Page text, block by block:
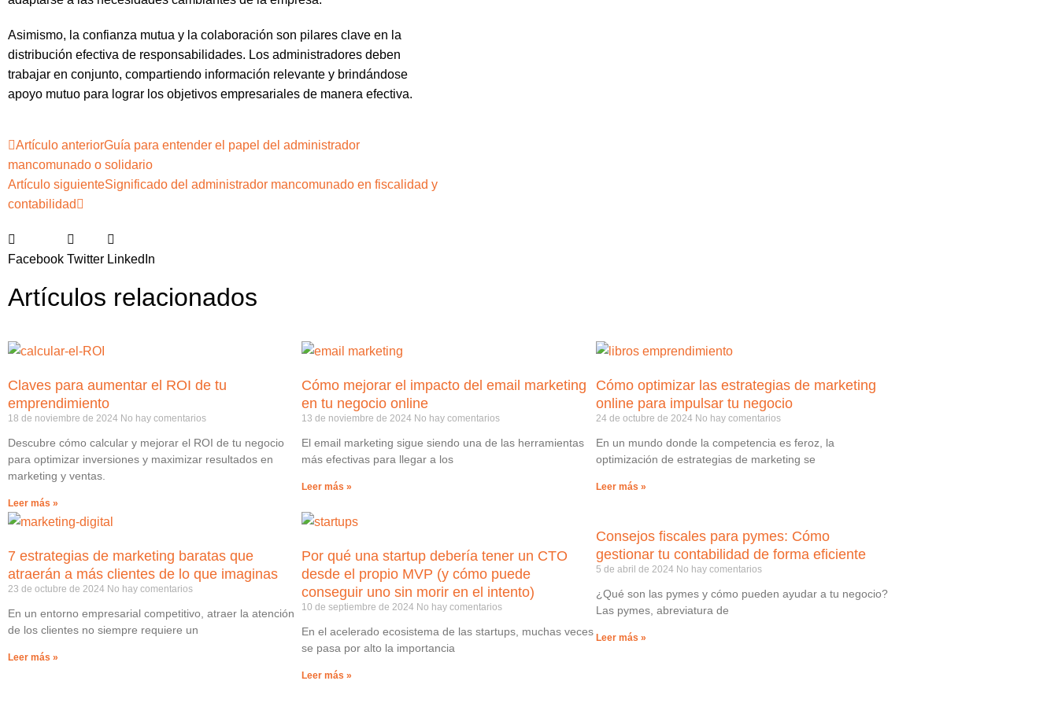
Asimismo, la confianza mutua y la colaboración son pilares clave en la
distribución efectiva de responsabilidades. Los administradores deben
trabajar en conjunto, compartiendo información relevante y brindándose
apoyo mutuo para lograr los objetivos empresariales de manera efectiva.
Artículo anteriorGuía para entender el papel del administrador
mancomunado o solidario
Artículo siguienteSignificado del administrador mancomunado en fiscalidad y
contabilidad
Facebook Twitter LinkedIn
Artículos relacionados
Claves para aumentar el ROI de tu
emprendimiento
18 de noviembre de 2024 No hay comentarios
Descubre cómo calcular y mejorar el ROI de tu negocio
para optimizar inversiones y maximizar resultados en
marketing y ventas.
Leer más »
Cómo mejorar el impacto del email marketing
en tu negocio online
13 de noviembre de 2024 No hay comentarios
El email marketing sigue siendo una de las herramientas
más efectivas para llegar a los
Leer más »
Cómo optimizar las estrategias de marketing
online para impulsar tu negocio
24 de octubre de 2024 No hay comentarios
En un mundo donde la competencia es feroz, la
optimización de estrategias de marketing se
Leer más »
7 estrategias de marketing baratas que
atraerán a más clientes de lo que imaginas
23 de octubre de 2024 No hay comentarios
En un entorno empresarial competitivo, atraer la atención
de los clientes no siempre requiere un
Leer más »
Por qué una startup debería tener un CTO
desde el propio MVP (y cómo puede
conseguir uno sin morir en el intento)
10 de septiembre de 2024 No hay comentarios
En el acelerado ecosistema de las startups, muchas veces
se pasa por alto la importancia
Leer más »
Consejos fiscales para pymes: Cómo
gestionar tu contabilidad de forma eficiente
5 de abril de 2024 No hay comentarios
¿Qué son las pymes y cómo pueden ayudar a tu negocio?
Las pymes, abreviatura de
Leer más »